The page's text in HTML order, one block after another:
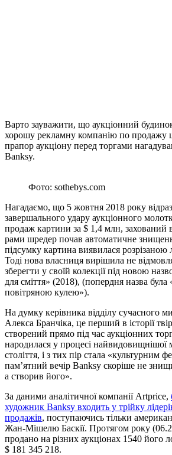
Варто зауважити, що аукціонний
хорошу рекламну компанію по продажу
прапор аукціону перед торгами
Banksy.
Фото: sothebys.com
Нагадаємо, що 5 жовтня 2018 року
завершального удару аукціонного
продаж картини за $ 1,4 млн, захований
рами шредер почав автоматичне
підсумку картина виявилася
Тоді нова власниця вирішила не
зберегти у своїй колекції під новою
для сміття» (2018), (попердня назва була
повітряною кулею»).
На думку керівника відділу сучасного
Алекса Бранчіка, це перший в історії
створений прямо під час аукціонних
народилася у процесі найвидовищнішої
століття, і з тих пір стала «культурним
пам’ятний вечір Banksy скоріше не
а створив його».
За даними аналітичної компанії Artprice,
художник Banksy входить у трійку
продажів, поступаючись тільки
Жан-Мішелю Баскії. Протягом року
продано на різних аукціонах 1540 його
$ 181 345 218.